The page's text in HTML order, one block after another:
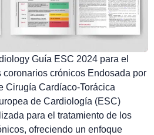
Guía ESC 2024 para el
crónicos Endosada por
Cirugía Cardíaco-Torácica
de Cardiología (ESC)
para el tratamiento de los
ofreciendo un enfoque